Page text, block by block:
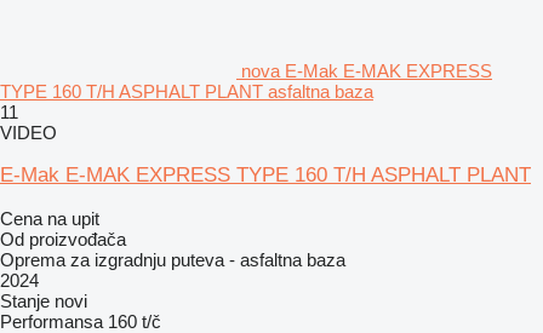
nova E-Mak E-MAK EXPRESS
TYPE 160 T/H ASPHALT PLANT asfaltna baza
11
VIDEO
E-Mak E-MAK EXPRESS TYPE 160 T/H ASPHALT PLANT
Cena na upit
Od proizvođača
Oprema za izgradnju puteva - asfaltna baza
2024
Stanje novi
Performansa 160 t/č